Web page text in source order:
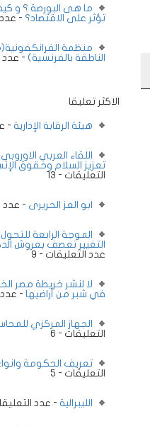
ما هى البورصة ؟ و
تؤثر على الاقتصاد؟ - عدد
منظمة
الناطقة بالفرنسية) - عدد
الاكثر تعليقا
هيئة الرقابة الإدارية -
اللقاء العربي
تعزيز السلام وحقوق
التعليقات - 13
ابو العز الحريرى - عدد
الموجة الرابعة
التغيير تعصف بعروش
عدد التعليقات - 9
لا لنشر خريطة مصر
في شبر من أراضيها - عدد
الجهاز المركزي
التعليقات - 6
تعريف الحكومة
التعليقات - 5
الليبرالية - عدد